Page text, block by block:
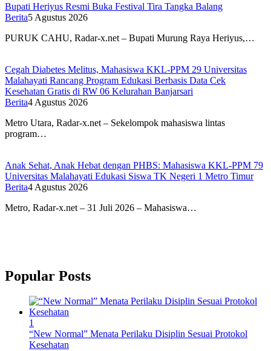
Bupati Heriyus Resmi Buka Festival Tira Tangka Balang
Berita5 Agustus 2026
PURUK CAHU, Radar-x.net – Bupati Murung Raya Heriyus,…
Cegah Diabetes Melitus, Mahasiswa KKL-PPM 29 Universitas
Malahayati Rancang Program Edukasi Berbasis Data Cek
Kesehatan Gratis di RW 06 Kelurahan Banjarsari
Berita4 Agustus 2026
Metro Utara, Radar-x.net – Sekelompok mahasiswa lintas
program…
Anak Sehat, Anak Hebat dengan PHBS: Mahasiswa KKL-PPM 79
Universitas Malahayati Edukasi Siswa TK Negeri 1 Metro Timur
Berita4 Agustus 2026
Metro, Radar-x.net – 31 Juli 2026 – Mahasiswa…
Popular Posts
1
“New Normal” Menata Perilaku Disiplin Sesuai Protokol
Kesehatan